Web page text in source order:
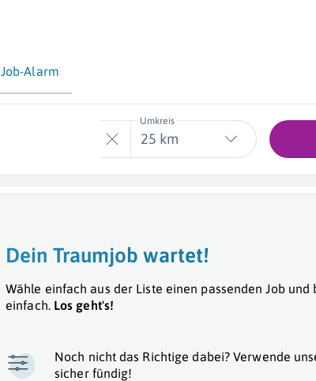
Job-Alarm
Umkreis
25 km
Dein Traumjob wartet!
Wähle einfach aus der Liste einen passenden Job
einfach. Los geht's!
Noch nicht das Richtige dabei? Verwende
sicher fündig!